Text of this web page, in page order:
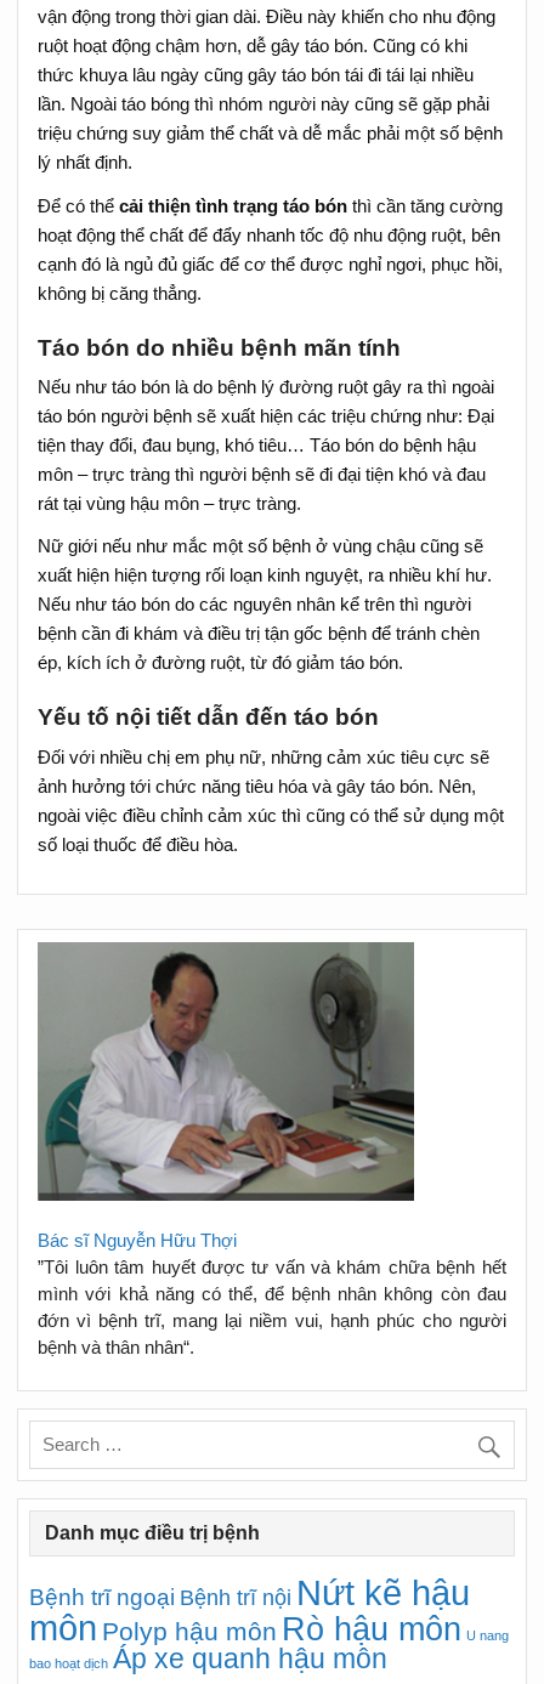
vận động trong thời gian dài. Điều này khiến cho nhu động
ruột hoạt động chậm hơn, dễ gây táo bón. Cũng có khi
thức khuya lâu ngày cũng gây táo bón tái đi tái lại nhiều
lần. Ngoài táo bóng thì nhóm người này cũng sẽ gặp phải
triệu chứng suy giảm thể chất và dễ mắc phải một số bệnh
lý nhất định.
Để có thểcải thiện tình trạng táo bón thì cần tăng cường
hoạt động thể chất để đẩy nhanh tốc độ nhu động ruột, bên
cạnh đó là ngủ đủ giấc để cơ thể được nghỉ ngơi, phục hồi,
không bị căng thẳng.
Táo bón do nhiều bệnh mãn tính
Nếu như táo bón là do bệnh lý đường ruột gây ra thì ngoài
táo bón người bệnh sẽ xuất hiện các triệu chứng như: Đại
tiện thay đổi, đau bụng, khó tiêu… Táo bón do bệnh hậu
môn – trực tràng thì người bệnh sẽ đi đại tiện khó và đau
rát tại vùng hậu môn – trực tràng.
Nữ giới nếu như mắc một số bệnh ở vùng chậu cũng sẽ
xuất hiện hiện tượng rối loạn kinh nguyệt, ra nhiều khí hư.
Nếu như táo bón do các nguyên nhân kể trên thì người
bệnh cần đi khám và điều trị tận gốc bệnh để tránh chèn
ép, kích ích ở đường ruột, từ đó giảm táo bón.
Yếu tố nội tiết dẫn đến táo bón
Đối với nhiều chị em phụ nữ, những cảm xúc tiêu cực sẽ
ảnh hưởng tới chức năng tiêu hóa và gây táo bón. Nên,
ngoài việc điều chỉnh cảm xúc thì cũng có thể sử dụng một
số loại thuốc để điều hòa.
Bác sĩ Nguyễn Hữu Thợi
”Tôi luôn tâm huyết được tư vấn và khám chữa bệnh hết
mình với khả năng có thể, để bệnh nhân không còn đau
đớn vì bệnh trĩ, mang lại niềm vui, hạnh phúc cho người
bệnh và thân nhân“.
Danh mục điều trị bệnh
Bệnh trĩ ngoại Bệnh trĩ nội Nứt kẽ hậu
môn Polyp hậu môn Rò hậu môn U nang
bao hoạt dịch Áp xe quanh hậu môn